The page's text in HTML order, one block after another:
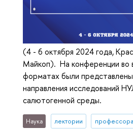
(4 - 6 октября 2024 года,
Майкоп). На конференции во
форматах были
направления исследований
салютогенной среды.
Наука лектории профессора